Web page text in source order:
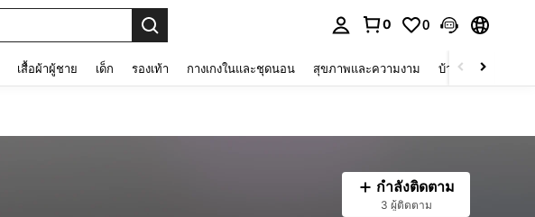
0 0
เสื้อผ้าผู้ชาย เด็ก รองเท้า กางเกงในและชุดนอน สุขภาพและความงาม บ้านและที่อยู่อาศัย
กำลังติดตาม
3 ผู้ติดตาม